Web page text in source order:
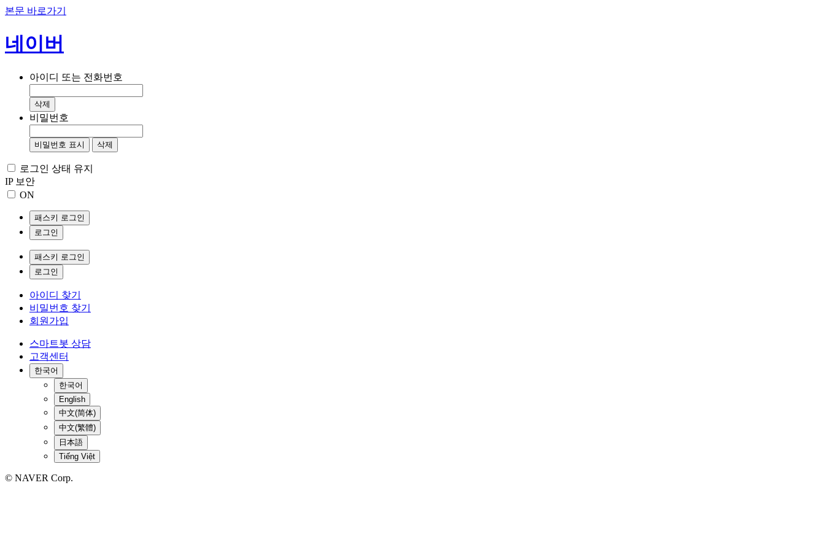
본문 바로가기
네이버
아이디 또는 전화번호
삭제
비밀번호
비밀번호 표시 삭제
로그인 상태 유지
IP 보안
ON
패스키 로그인
로그인
패스키 로그인
로그인
아이디 찾기
비밀번호 찾기
회원가입
스마트봇 상담
고객센터
한국어
한국어
English
中文(简体)
中文(繁體)
日本語
Tiếng Việt
© NAVER Corp.